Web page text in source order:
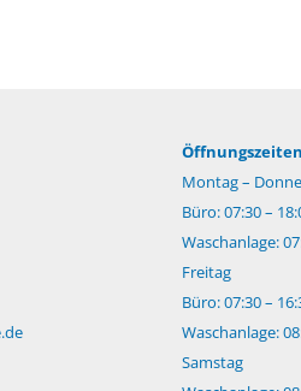
Montag –
Büro: 07:30 –
Waschanlage:
Freitag
Büro: 07:30 –
Waschanlage:
Samstag